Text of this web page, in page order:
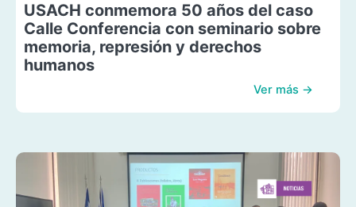
USACH conmemora 50 años del caso
Calle Conferencia con seminario sobre
memoria, represión y derechos
humanos
Ver más →